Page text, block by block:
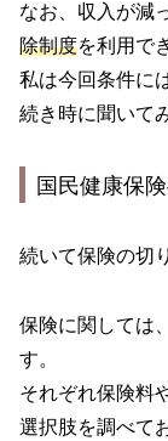
なお、収入が減
除制度を利用で
私は今回条件に
続き時に聞いて
国民健康保
続いて保険の切
保険に関しては
す。
それぞれ保険料
選択肢を調べて